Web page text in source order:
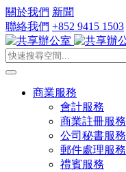
關於我們 新聞
聯絡我們 +852 9415 1503
商業服務
會計服務
商業註冊服務
公司秘書服務
郵件處理服務
禮賓服務